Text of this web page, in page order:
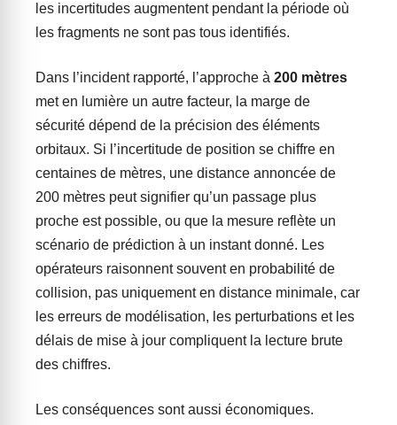
les incertitudes augmentent pendant la période où
les fragments ne sont pas tous identifiés.
Dans l’incident rapporté, l’approche à 200 mètres
met en lumière un autre facteur, la marge de
sécurité dépend de la précision des éléments
orbitaux. Si l’incertitude de position se chiffre en
centaines de mètres, une distance annoncée de
200 mètres peut signifier qu’un passage plus
proche est possible, ou que la mesure reflète un
scénario de prédiction à un instant donné. Les
opérateurs raisonnent souvent en probabilité de
collision, pas uniquement en distance minimale, car
les erreurs de modélisation, les perturbations et les
délais de mise à jour compliquent la lecture brute
des chiffres.
Les conséquences sont aussi économiques.